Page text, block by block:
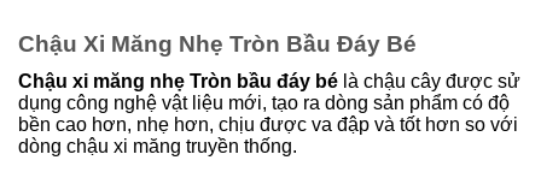
Chậu Xi Măng Nhẹ Tròn Bầu Đáy Bé
Chậu xi măng nhẹ Tròn bầu đáy bé là chậu cây được sử
dụng công nghệ vật liệu mới, tạo ra dòng sản phẩm có độ
bền cao hơn, nhẹ hơn, chịu được va đập và tốt hơn so với
dòng chậu xi măng truyền thống.